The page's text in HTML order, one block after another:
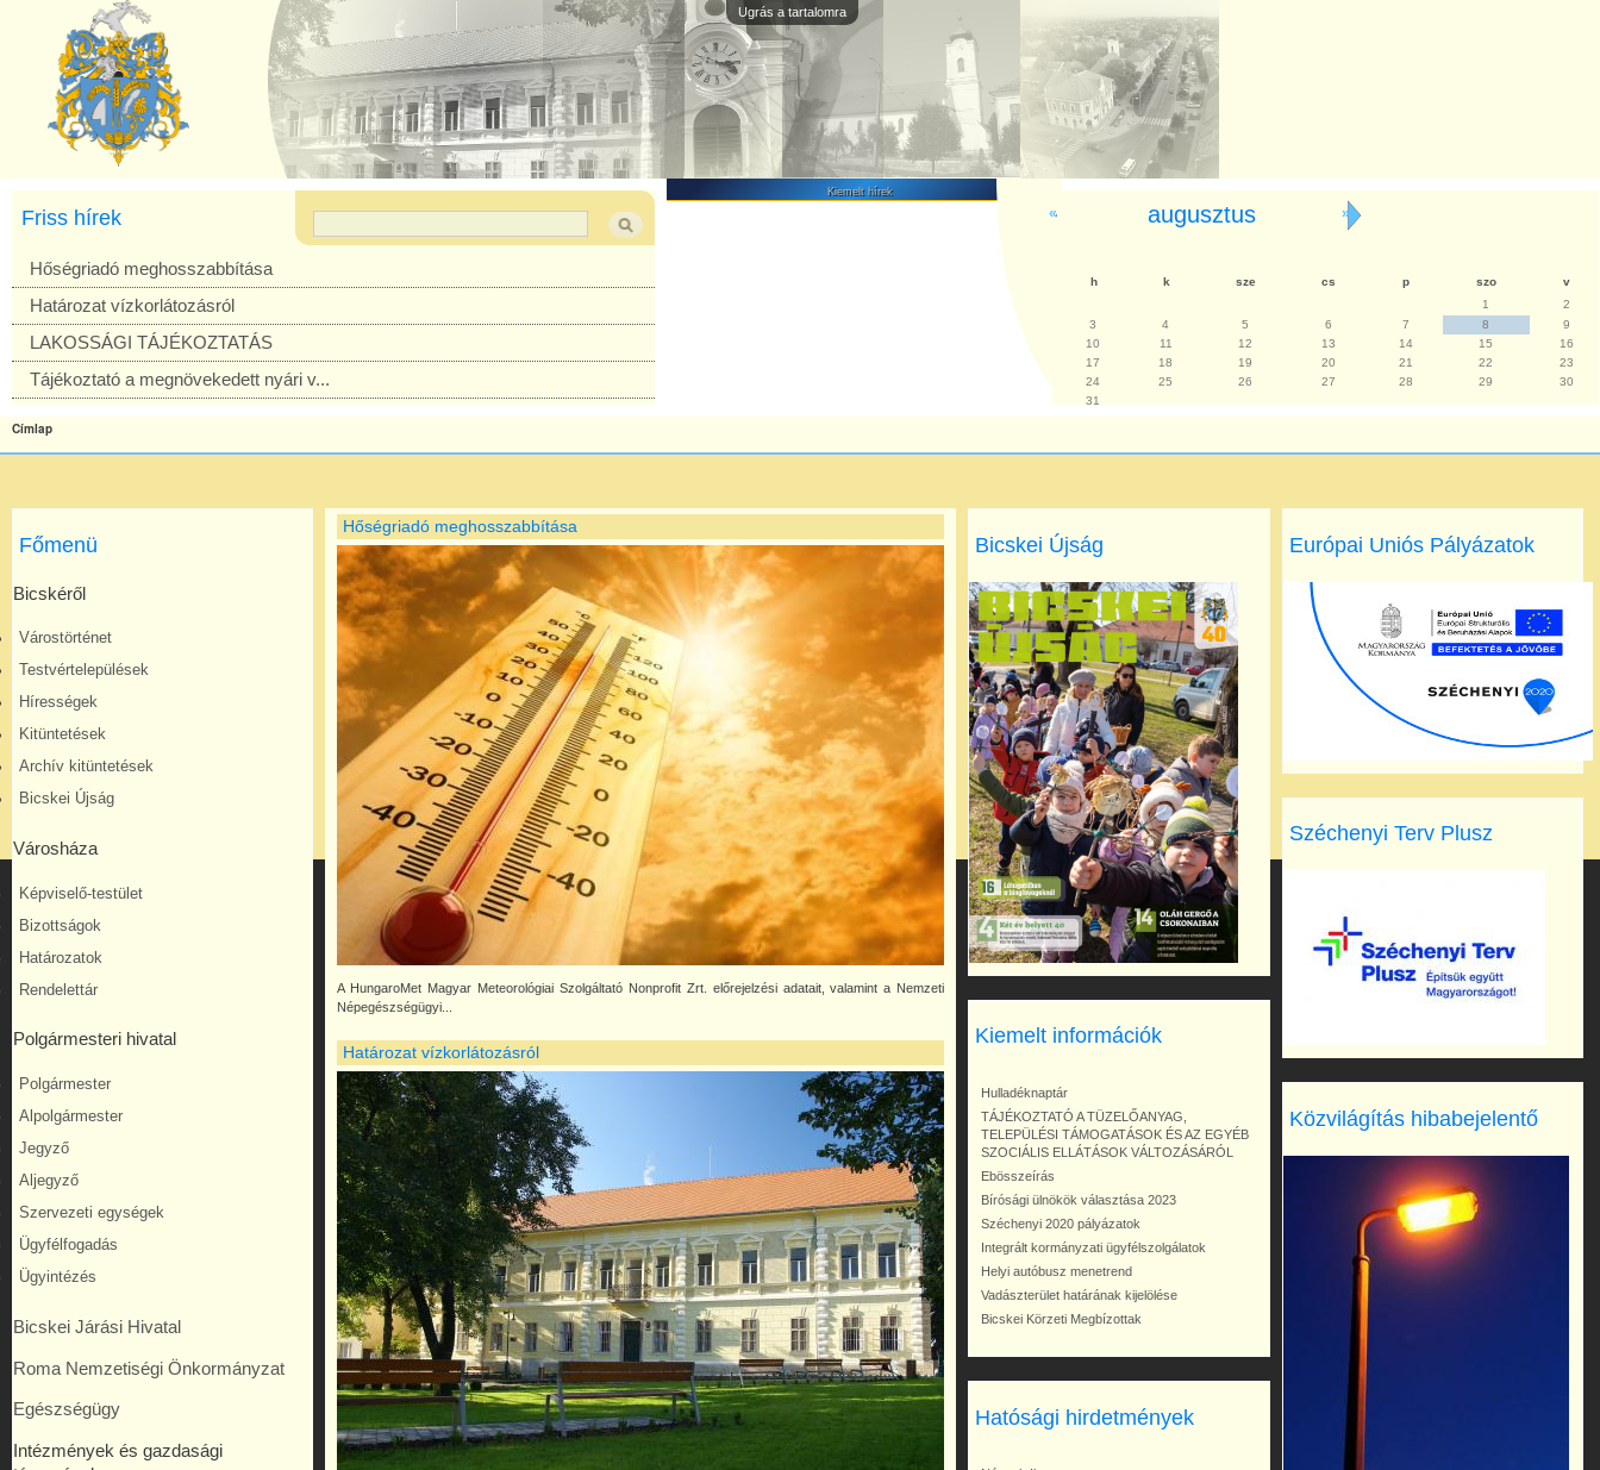
Ugrás a tartalomra
Friss hírek
Hőségriadó meghosszabbítása
Határozat vízkorlátozásról
LAKOSSÁGI TÁJÉKOZTATÁS
Tájékoztató a megnövekedett nyári v...
Kiemelt hírek
augusztus
« »
h k sze cs p szo
v
1
2
3
4 5 6 7 8
9
10
11 12 13 14 15
16
17
18 19 20 21 22
23
24
25 26 27 28 29
30
31
Címlap
Főmenü
Bicskéről
Várostörténet
Testvértelepülések
Hírességek
Kitüntetések
Archív kitüntetések
Bicskei Újság
Városháza
Képviselő-testület
Bizottságok
Határozatok
Rendelettár
Polgármesteri hivatal
Polgármester
Alpolgármester
Jegyző
Aljegyző
Szervezeti egységek
Ügyfélfogadás
Ügyintézés
Bicskei Járási Hivatal
Roma Nemzetiségi Önkormányzat
Egészségügy
Intézmények és gazdasági
Hőségriadó meghosszabbítása
A HungaroMet Magyar Meteorológiai Szolgáltató Nonprofit Zrt. előrejelzési adatait, valamint a Nemzeti
Népegészségügyi...
Határozat vízkorlátozásról
Bicskei Újság
Kiemelt információk
Hulladéknaptár
TÁJÉKOZTATÓ A TÜZELŐANYAG,
TELEPÜLÉSI TÁMOGATÁSOK ÉS AZ EGYÉB
SZOCIÁLIS ELLÁTÁSOK VÁLTOZÁSÁRÓL
Ebösszeírás
Bírósági ülnökök választása 2023
Széchenyi 2020 pályázatok
Integrált kormányzati ügyfélszolgálatok
Helyi autóbusz menetrend
Vadászterület határának kijelölése
Bicskei Körzeti Megbízottak
Hatósági hirdetmények
Európai Uniós Pályázatok
Széchenyi Terv Plusz
Közvilágítás hibabejelentő